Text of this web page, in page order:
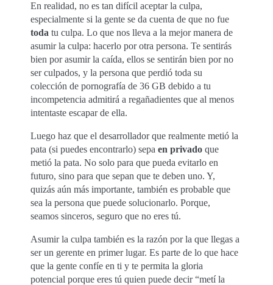
En realidad, no es tan difícil aceptar la culpa,
especialmente si la gente se da cuenta de que no fue
toda tu culpa. Lo que nos lleva a la mejor manera de
asumir la culpa: hacerlo por otra persona. Te sentirás
bien por asumir la caída, ellos se sentirán bien por no
ser culpados, y la persona que perdió toda su
colección de pornografía de 36 GB debido a tu
incompetencia admitirá a regañadientes que al menos
intentaste escapar de ella.
Luego haz que el desarrollador que realmente metió la
pata (si puedes encontrarlo) sepa en privado que
metió la pata. No solo para que pueda evitarlo en
futuro, sino para que sepan que te deben uno. Y,
quizás aún más importante, también es probable que
sea la persona que puede solucionarlo. Porque,
seamos sinceros, seguro que no eres tú.
Asumir la culpa también es la razón por la que llegas a
ser un gerente en primer lugar. Es parte de lo que hace
que la gente confíe en ti y te permita la gloria
potencial porque eres tú quien puede decir “metí la